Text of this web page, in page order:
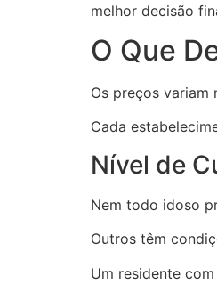
melhor decisão
O Que
Os preços variam
Cada
Nível de
Nem todo idoso
Outros têm
Um residente